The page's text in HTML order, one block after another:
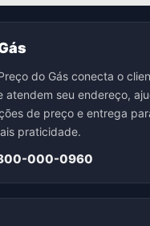
do Gás conecta o
atendem seu endereço,
de preço e entrega
praticidade.
000-0960